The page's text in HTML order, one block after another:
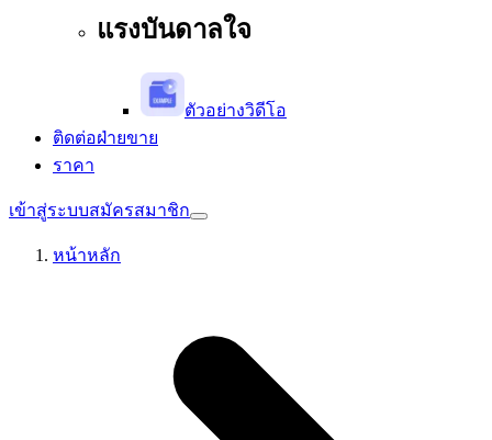
แรงบันดาลใจ
ตัวอย่างวิดีโอ
ติดต่อฝ่ายขาย
ราคา
เข้าสู่ระบบสมัครสมาชิก
หน้าหลัก